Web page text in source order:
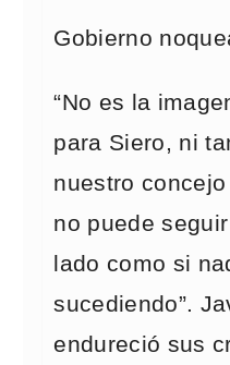
Gobierno
“No es la
para Siero, ni
nuestro
no puede
lado como si
sucediendo”.
endureció sus